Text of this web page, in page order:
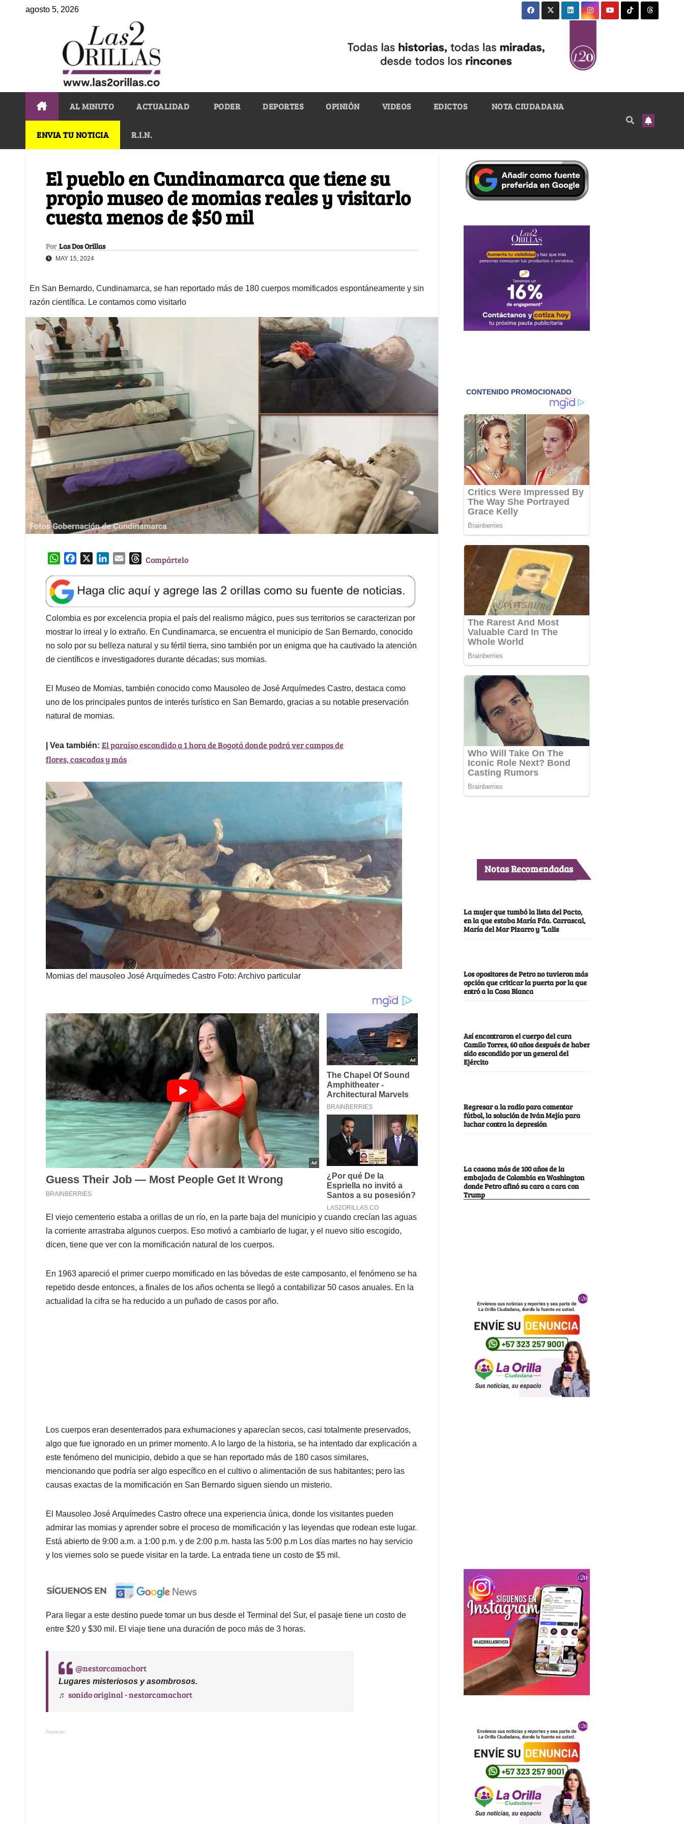
agosto 5, 2026
AL MINUTO ACTUALIDAD PODER DEPORTES OPINIÓN VIDEOS EDICTOS NOTA CIUDADANA
ENVIA TU NOTICIA R.I.N.
El pueblo en Cundinamarca que tiene su
propio museo de momias reales y visitarlo
cuesta menos de $50 mil
Por Las Dos Orillas
MAY 15, 2024
En San Bernardo, Cundinamarca, se han reportado más de 180 cuerpos momificados espontáneamente y sin
razón científica. Le contamos como visitarlo
W
a
t
s
A
p
p
e
b
o
o
k
k
e
d
I
n
l
T
e
a
d
s
Compártelo
Colombia es por excelencia propia el país del realismo mágico, pues sus territorios se caracterizan por
mostrar lo irreal y lo extraño. En Cundinamarca, se encuentra el municipio de San Bernardo, conocido
no solo por su belleza natural y su fértil tierra, sino también por un enigma que ha cautivado la atención
de científicos e investigadores durante décadas; sus momias.
El Museo de Momias, también conocido como Mausoleo de José Arquímedes Castro, destaca como
uno de los principales puntos de interés turístico en San Bernardo, gracias a su notable preservación
natural de momias.
| Vea también: El paraíso escondido a 1 hora de Bogotá donde podrá ver campos de
flores, cascadas y más
Momias del mausoleo José Arquímedes Castro Foto: Archivo particular
El viejo cementerio estaba a orillas de un río, en la parte baja del municipio y cuando crecían las aguas
la corriente arrastraba algunos cuerpos. Eso motivó a cambiarlo de lugar, y el nuevo sitio escogido,
dicen, tiene que ver con la momificación natural de los cuerpos.
En 1963 apareció el primer cuerpo momificado en las bóvedas de este camposanto, el fenómeno se ha
repetido desde entonces, a finales de los años ochenta se llegó a contabilizar 50 casos anuales. En la
actualidad la cifra se ha reducido a un puñado de casos por año.
Los cuerpos eran desenterrados para exhumaciones y aparecían secos, casi totalmente preservados,
algo que fue ignorado en un primer momento. A lo largo de la historia, se ha intentado dar explicación a
este fenómeno del municipio, debido a que se han reportado más de 180 casos similares,
mencionando que podría ser algo específico en el cultivo o alimentación de sus habitantes; pero las
causas exactas de la momificación en San Bernardo siguen siendo un misterio.
El Mausoleo José Arquímedes Castro ofrece una experiencia única, donde los visitantes pueden
admirar las momias y aprender sobre el proceso de momificación y las leyendas que rodean este lugar.
Está abierto de 9:00 a.m. a 1:00 p.m. y de 2:00 p.m. hasta las 5:00 p.m Los días martes no hay servicio
y los viernes solo se puede visitar en la tarde. La entrada tiene un costo de $5 mil.
Para llegar a este destino puede tomar un bus desde el Terminal del Sur, el pasaje tiene un costo de
entre $20 y $30 mil. El viaje tiene una duración de poco más de 3 horas.
@nestorcamachort
Lugares misteriosos y asombrosos.
♬ sonido original - nestorcamachort
Anuncios.
Notas Recomendadas
La mujer que tumbó la lista del Pacto,
en la que estaba María Fda. Carrascal,
María del Mar Pizarro y “Lalis
Los opositores de Petro no tuvieron más
opción que criticar la puerta por la que
entró a la Casa Blanca
Así encontraron el cuerpo del cura
Camilo Torres, 60 años después de haber
sido escondido por un general del
Ejército
Regresar a la radio para comentar
fútbol, la solución de Iván Mejía para
luchar contra la depresión
La casona más de 100 años de la
embajada de Colombia en Washington
donde Petro afinó su cara a cara con
Trump